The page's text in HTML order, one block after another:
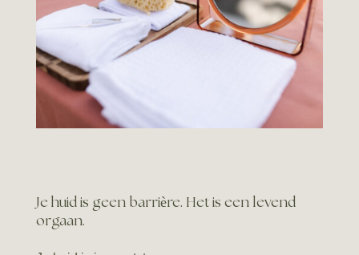
Je huid is geen barrière. Het is een levend
orgaan.